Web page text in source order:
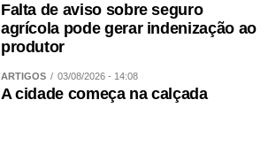
Falta de aviso sobre seguro
agrícola pode gerar indenização ao
produtor
ARTIGOS 03/08/2026 - 14:08
A cidade começa na calçada